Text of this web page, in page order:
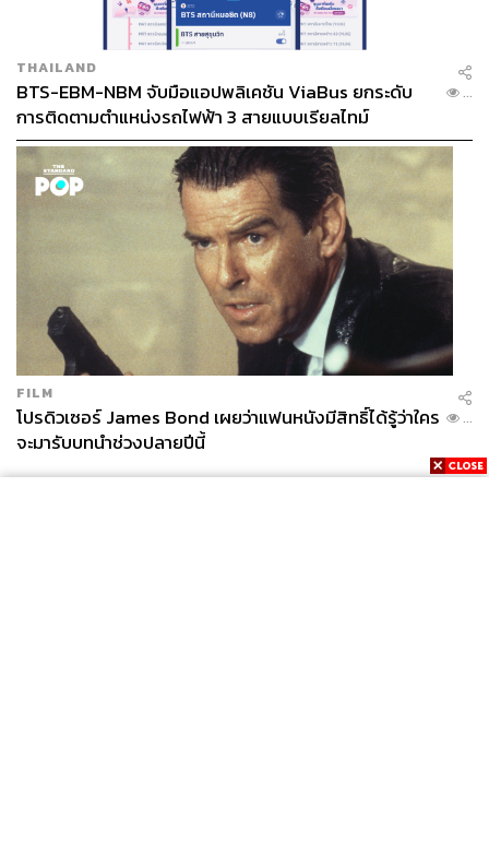
THAILAND
BTS-EBM-NBM จับมือแอปพลิเคชัน ViaBus ยกระดับ
การติดตามตำแหน่งรถไฟฟ้า 3 สายแบบเรียลไทม์
...
FILM
โปรดิวเซอร์ James Bond เผยว่าแฟนหนังมีสิทธิ์ได้รู้ว่าใคร
จะมารับบทนำช่วงปลายปีนี้
...